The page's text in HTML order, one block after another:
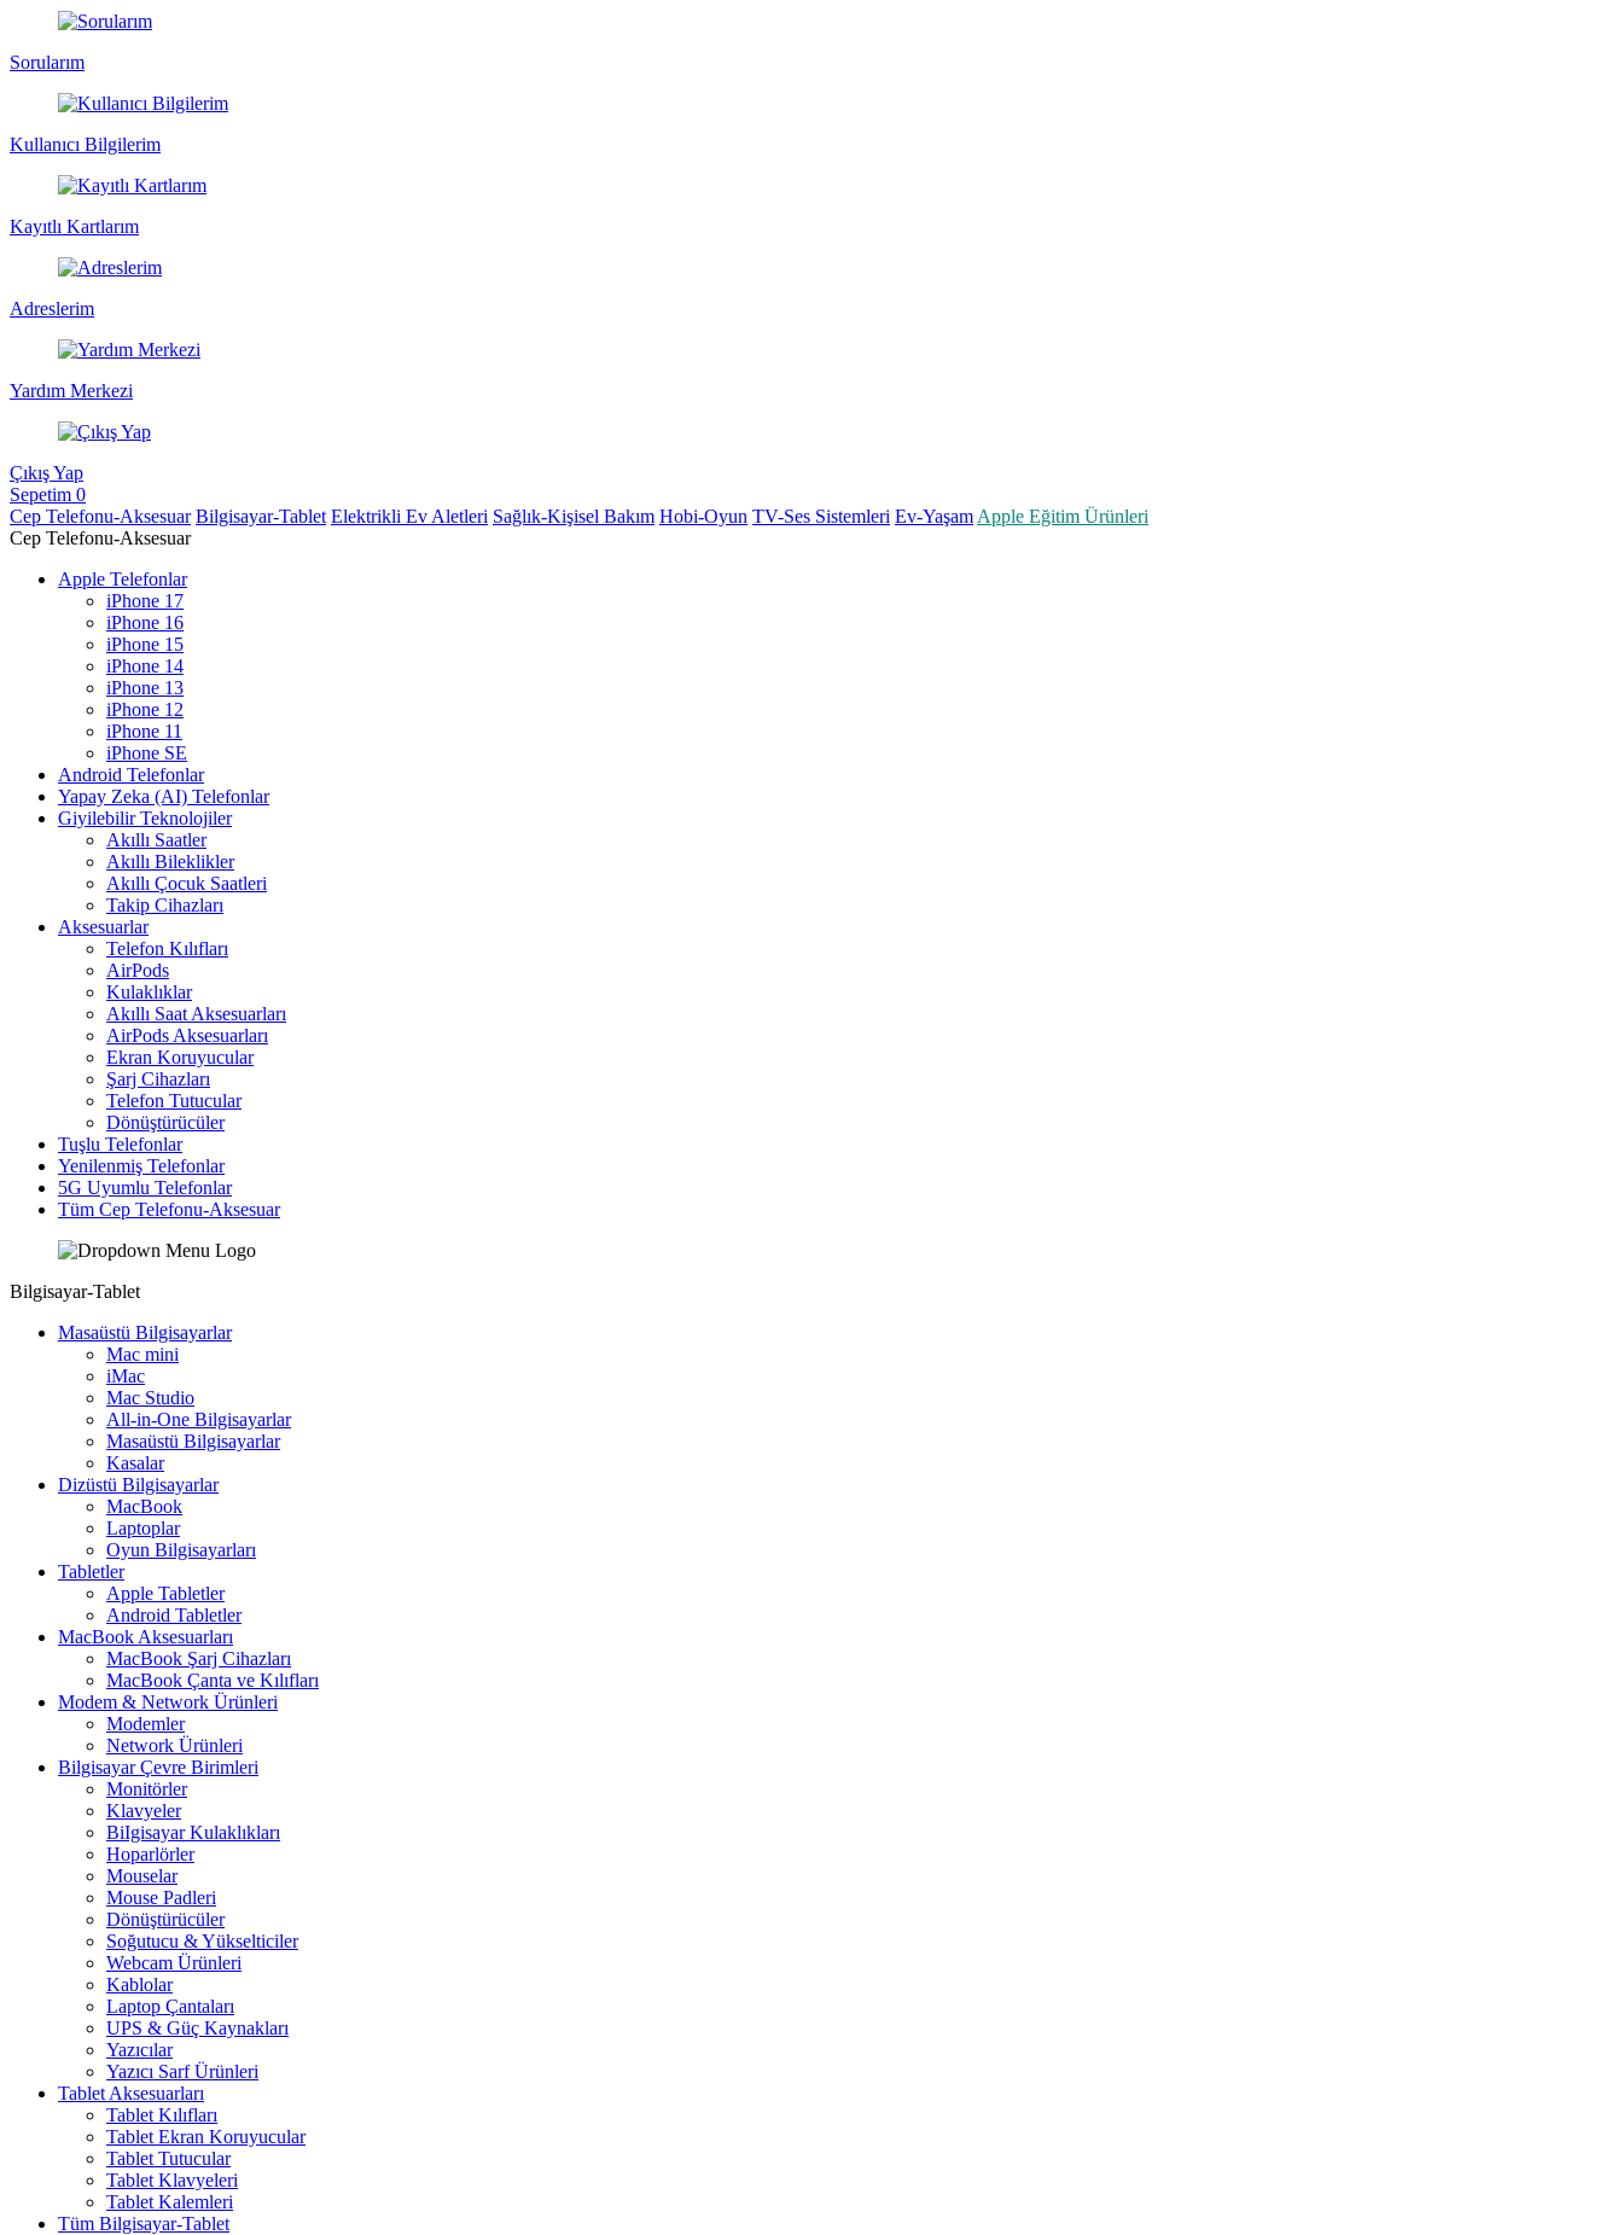
Sorularım
Kullanıcı Bilgilerim
Kayıtlı Kartlarım
Adreslerim
Yardım Merkezi
Çıkış Yap
Sepetim 0
Cep Telefonu-Aksesuar Bilgisayar-Tablet Elektrikli Ev Aletleri Sağlık-Kişisel Bakım Hobi-Oyun TV-Ses Sistemleri Ev-Yaşam Apple Eğitim Ürünleri
Cep Telefonu-Aksesuar
Apple Telefonlar
iPhone 17
iPhone 16
iPhone 15
iPhone 14
iPhone 13
iPhone 12
iPhone 11
iPhone SE
Android Telefonlar
Yapay Zeka (AI) Telefonlar
Giyilebilir Teknolojiler
Akıllı Saatler
Akıllı Bileklikler
Akıllı Çocuk Saatleri
Takip Cihazları
Aksesuarlar
Telefon Kılıfları
AirPods
Kulaklıklar
Akıllı Saat Aksesuarları
AirPods Aksesuarları
Ekran Koruyucular
Şarj Cihazları
Telefon Tutucular
Dönüştürücüler
Tuşlu Telefonlar
Yenilenmiş Telefonlar
5G Uyumlu Telefonlar
Tüm Cep Telefonu-Aksesuar
Bilgisayar-Tablet
Masaüstü Bilgisayarlar
Mac mini
iMac
Mac Studio
All-in-One Bilgisayarlar
Masaüstü Bilgisayarlar
Kasalar
Dizüstü Bilgisayarlar
MacBook
Laptoplar
Oyun Bilgisayarları
Tabletler
Apple Tabletler
Android Tabletler
MacBook Aksesuarları
MacBook Şarj Cihazları
MacBook Çanta ve Kılıfları
Modem & Network Ürünleri
Modemler
Network Ürünleri
Bilgisayar Çevre Birimleri
Monitörler
Klavyeler
BiIgisayar Kulaklıkları
Hoparlörler
Mouselar
Mouse Padleri
Dönüştürücüler
Soğutucu & Yükselticiler
Webcam Ürünleri
Kablolar
Laptop Çantaları
UPS & Güç Kaynakları
Yazıcılar
Yazıcı Sarf Ürünleri
Tablet Aksesuarları
Tablet Kılıfları
Tablet Ekran Koruyucular
Tablet Tutucular
Tablet Klavyeleri
Tablet Kalemleri
Tüm Bilgisayar-Tablet